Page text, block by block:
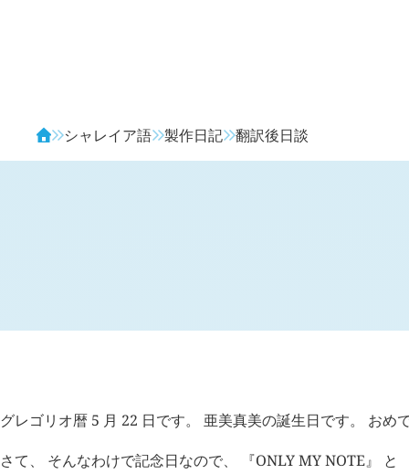
シャレイア語 製作日記 翻訳後日談
グレゴリオ暦 5 月 22 日です。 亜美真美の誕生日です。 おめ
さて、 そんなわけで記念日なので、 『ONLY MY NOTE』 と